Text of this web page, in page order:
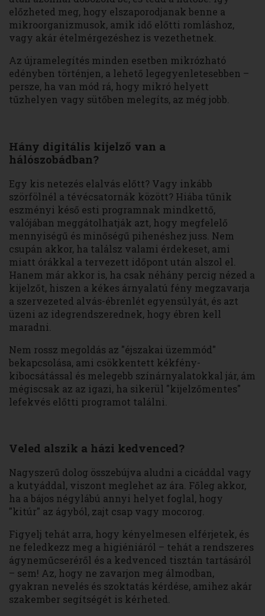
előzheted meg, hogy elszaporodjanak benne a
mikroorganizmusok, amik idő előtti romláshoz,
vagy akár ételmérgezéshez is vezethetnek.
Az újramelegítés minden esetben mikrózható
edényben történjen, a lehető legegyenletesebben –
persze, ha van mód rá, hogy mikró helyett
tűzhelyen vagy sütőben melegíts, az még jobb.
Hány digitális kijelző van a
hálószobádban?
Egy kis netezés elalvás előtt? Vagy inkább
szörfölnél a tévécsatornák között? Hiába tűnik
eszményi késő esti programnak mindkettő,
valójában meggátolhatják azt, hogy megfelelő
mennyiségű és minőségű pihenéshez juss. Nem
csupán akkor, ha találsz valami érdekeset, ami
miatt órákkal a tervezett időpont után alszol el.
Hanem már akkor is, ha csak néhány percig nézed a
kijelzőt, hiszen a kékes árnyalatú fény megzavarja
a szervezeted alvás-ébrenlét egyensúlyát, és azt
üzeni az idegrendszerednek, hogy ébren kell
maradni.
Nem rossz megoldás az "éjszakai üzemmód"
bekapcsolása, ami csökkentett kékfény-
kibocsátással és melegebb színárnyalatokkal jár, ám
mégiscsak az az igazi, ha sikerül "kijelzőmentes"
lefekvés előtti programot találni.
Veled alszik a házi kedvenced?
Nagyszerű dolog összebújva aludni a cicáddal vagy
a kutyáddal, viszont meglehet az ára. Főleg akkor,
ha a bájos négylábú annyi helyet foglal, hogy
"kitúr" az ágyból, zajt csap vagy mocorog.
Figyelj tehát arra, hogy kényelmesen elférjetek, és
ne feledkezz meg a higiéniáról – tehát a rendszeres
ágyneműcseréről és a kedvenced tisztán tartásáról
– sem! Az, hogy ne zavarjon meg álmodban,
gyakran nevelés és szoktatás kérdése, amihez akár
szakember segítségét is kérheted.